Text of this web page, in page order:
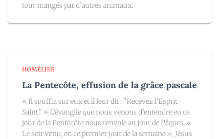
tour mangés par d’autres animaux.
HOMÉLIES
La Pentecôte, effusion de la grâce pascale
« Il souffla sur eux et il leur dit : "Recevez l’Esprit
Saint." » L’évangile que nous venons d’entendre en ce
jour de la Pentecôte nous renvoie au jour de Pâques. «
Le soir venu, en ce premier jour de la semaine », Jésus